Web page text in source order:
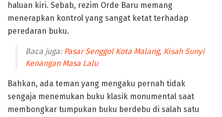
haluan kiri. Sebab, rezim Orde Baru memang
menerapkan kontrol yang sangat ketat terhadap
peredaran buku.
Baca juga: Pasar Senggol Kota Malang, Kisah Sunyi
Kenangan Masa Lalu
Bahkan, ada teman yang mengaku pernah tidak
sengaja menemukan buku klasik monumental saat
membongkar tumpukan buku berdebu di salah satu